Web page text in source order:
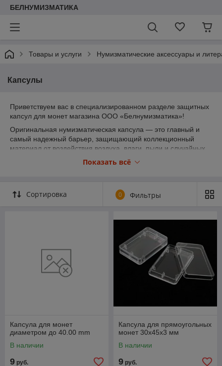
БЕЛНУМИЗМАТИКА
Товары и услуги Нумизматические аксессуары и
Капсулы
Приветствуем вас в специализированном разделе защитных
капсул для монет магазина ООО «Белнумизматика»!
Оригинальная нумизматическая капсула — это главный и
самый надежный барьер, защищающий коллекционный
материал от воздействия воздуха, влаги, пыли и случайных
прикосновений руками. Своевременная замена треснувшей
или поцарапанной упаковки позволяет полностью сохранить
рыночной стоимости.
Наш каталог аксессуаров синхронизирован с основными
разделами сайта. Перед подбором защитной упаковки
рекомендуем вам ознакомиться с нашими главными
Официальный предзаказ монет
— бронируйте редкие
будущие новинки Нацбанка РБ по стартовой цене и сразу
заказывайте для них надежную защиту.
Показать всё
Сортировка 0 Фильтры
Капсула для монет
диаметром до 40.00 mm
В наличии
9 руб.
Капсула для прямоугольных
монет 30х45х3 мм
В наличии
9 руб.